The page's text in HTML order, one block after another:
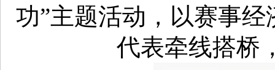
功”主题活动，以赛事
代表牵线搭桥